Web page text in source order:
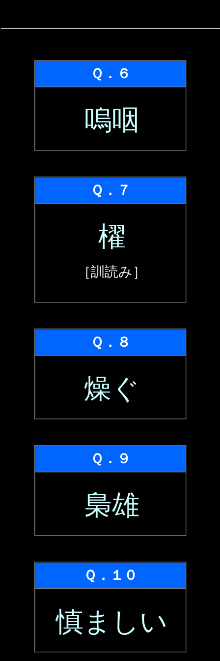
Ｑ．６
嗚咽
Ｑ．７
櫂
［訓読み］
Ｑ．８
燥ぐ
Ｑ．９
梟雄
Ｑ．１０
慎ましい